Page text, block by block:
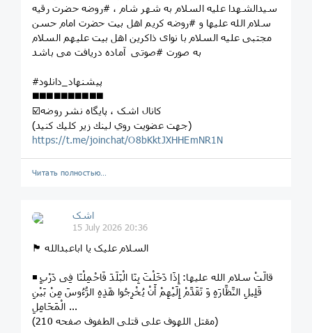
سیدالشهدا علیه السلام به شهر شام ، #روضه حضرت رقیه
سلام الله علیها و #روضه کریم اهل بیت حضرت امام حسن
مجتبی علیه السلام با نوای ذاکرین اهل بیت علیهم السلام
به صورت #صوتی آماده دریافت می باشد
#پیشنهاد_دانلود
◼️◼️◼️◼️◼️◼️◼️◼️◼️◼️
☑️کانال اشک ، پايگاه نشر روضه
(جهت عضويت روي لينك زير كليك كنيد)
https://t.me/joinchat/O8bKktJXHHEmNR1N
Читать полностью…
اشک
15 July 2026 20:36
🏴 السلام علیک یا اباعبدالله
◾️ قالَتْ سلام الله علیها: إِذَا دَخَلْتَ بِنَا الْبَلَدَ فَاحْمِلْنَا فِی دَرْبٍ
قَلِیلِ النَّظَّارَهِ وَ تَقَدَّمْ إِلَیْهِمْ أَنْ یُخْرِجُوا هَذِهِ الرُّءُوسَ مِنْ بَیْنِ
الْمَحَامِلِ ...
(مقتل اللهوف علی قتلی الطفوف صفحه 210)